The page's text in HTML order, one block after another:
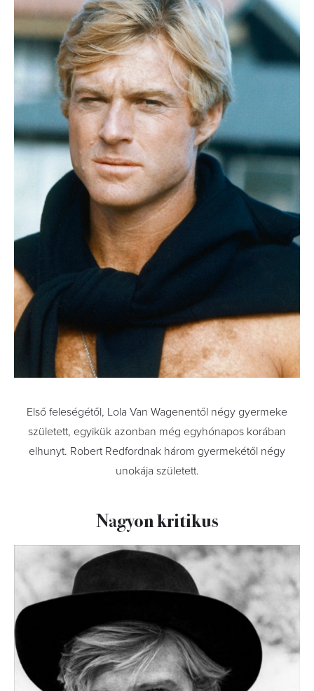
Első feleségétől, Lola Van Wagenentől négy gyermeke
született, egyikük azonban még egyhónapos korában
elhunyt. Robert Redfordnak három gyermekétől négy
unokája született.
Nagyon kritikus